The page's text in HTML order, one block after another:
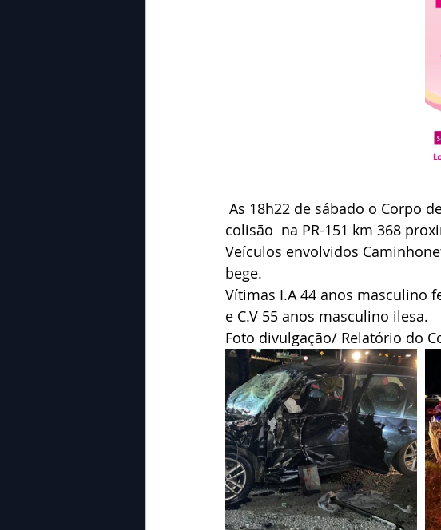
colisão  na PR-151 km 368
Veículos envolvidos
bege.
Vítimas I.A 44 anos masculino
e C.V 55 anos masculino ilesa.
Foto divulgação/ Relatório do